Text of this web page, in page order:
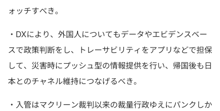
ォッチすべき。
・DXにより、外国人についてもデータやエビデンスベー
スで政策判断をし、トレーサビリティをアプリなどで担保
して、災害時にプッシュ型の情報提供を行い、帰国後も日
本とのチャネル維持につなげるべき。
・入管はマクリーン裁判以来の裁量行政ゆえにパンクしか